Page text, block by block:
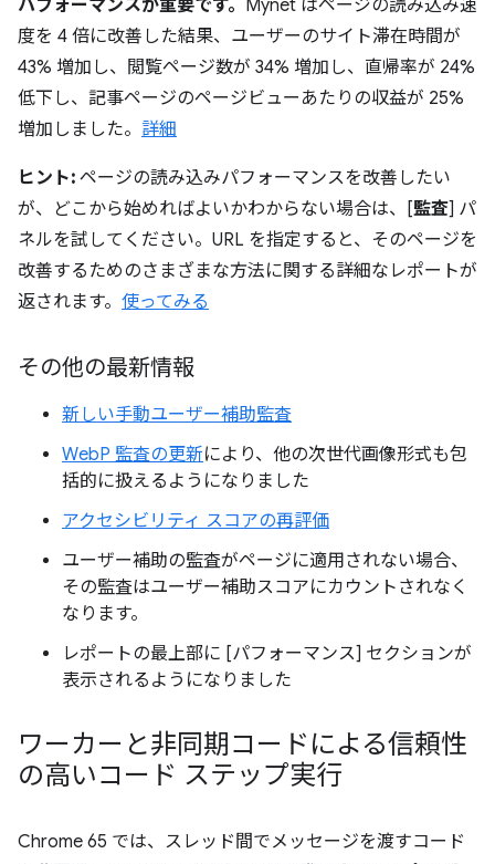
パフォーマンスが重要です。 Mynet はページの読み込み速
度を 4 倍に改善した結果、ユーザーのサイト滞在時間が
43% 増加し、閲覧ページ数が 34% 増加し、直帰率が 24%
低下し、記事ページのページビューあたりの収益が 25%
増加しました。 詳細
ヒント: ページの読み込みパフォーマンスを改善したい
が、どこから始めればよいかわからない場合は、[監査] パ
ネルを試してください。URL を指定すると、そのページを
改善するためのさまざまな方法に関する詳細なレポートが
返されます。 使ってみる
その他の最新情報
新しい手動ユーザー補助監査
WebP 監査の更新により、他の次世代画像形式も包
括的に扱えるようになりました
アクセシビリティ スコアの再評価
ユーザー補助の監査がページに適用されない場合、
その監査はユーザー補助スコアにカウントされなく
なります。
レポートの最上部に [パフォーマンス] セクションが
表示されるようになりました
ワーカーと非同期コードによる信頼性
の高いコード ステップ実行
Chrome 65 では、スレッド間でメッセージを渡すコード